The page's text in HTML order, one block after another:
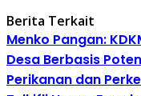
Berita Terkait
Menko Pangan:
Desa Berbasis
Perikanan dan